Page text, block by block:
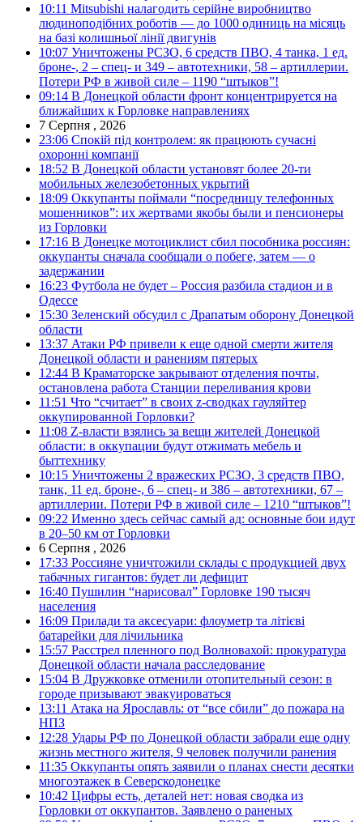
10:11 Mitsubishi налагодить серійне виробництво
людиноподібних роботів — до 1000 одиниць на місяць
на базі колишньої лінії двигунів
10:07 Уничтожены РСЗО, 6 средств ПВО, 4 танка, 1 ед.
броне-, 2 – спец- и 349 – автотехники, 58 – артиллерии.
Потери РФ в живой силе – 1190 “штыков”!
09:14 В Донецкой области фронт концентрируется на
ближайших к Горловке направлениях
7 Серпня , 2026
23:06 Спокій під контролем: як працюють сучасні
охоронні компанії
18:52 В Донецкой области установят более 20-ти
мобильных железобетонных укрытий
18:09 Оккупанты поймали “посредницу телефонных
мошенников”: их жертвами якобы были и пенсионеры
из Горловки
17:16 В Донецке мотоциклист сбил пособника россиян:
оккупанты сначала сообщали о побеге, затем — о
задержании
16:23 Футбола не будет – Россия разбила стадион и в
Одессе
15:30 Зеленский обсудил с Драпатым оборону Донецкой
области
13:37 Атаки РФ привели к еще одной смерти жителя
Донецкой области и ранениям пятерых
12:44 В Краматорске закрывают отделения почты,
остановлена работа Станции переливания крови
11:51 Что “считает” в своих z-сводках гауляйтер
оккупированной Горловки?
11:08 Z-власти взялись за вещи жителей Донецкой
области: в оккупации будут отжимать мебель и
быттехнику
10:15 Уничтожены 2 вражеских РСЗО, 3 средств ПВО,
танк, 11 ед. броне-, 6 – спец- и 386 – автотехники, 67 –
артиллерии. Потери РФ в живой силе – 1210 “штыков”!
09:22 Именно здесь сейчас самый ад: основные бои идут
в 20–50 км от Горловки
6 Серпня , 2026
17:33 Россияне уничтожили склады с продукцией двух
табачных гигантов: будет ли дефицит
16:40 Пушилин “нарисовал” Горловке 190 тысяч
населения
16:09 Прилади та аксесуари: флоуметр та літієві
батарейки для лічильника
15:57 Расстрел пленного под Волновахой: прокуратура
Донецкой области начала расследование
15:04 В Дружковке отменили отопительный сезон: в
городе призывают эвакуироваться
13:11 Атака на Ярославль: от “все сбили” до пожара на
НПЗ
12:28 Удары РФ по Донецкой области забрали еще одну
жизнь местного жителя, 9 человек получили ранения
11:35 Оккупанты опять заявили о планах снести десятки
многоэтажек в Северскодонецке
10:42 Цифры есть, деталей нет: новая сводка из
Горловки от оккупантов. Заявлено о раненых